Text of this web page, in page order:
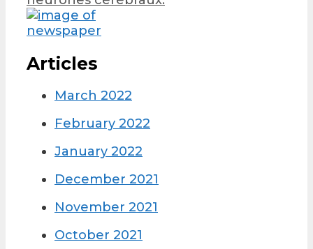
Articles
March 2022
February 2022
January 2022
December 2021
November 2021
October 2021